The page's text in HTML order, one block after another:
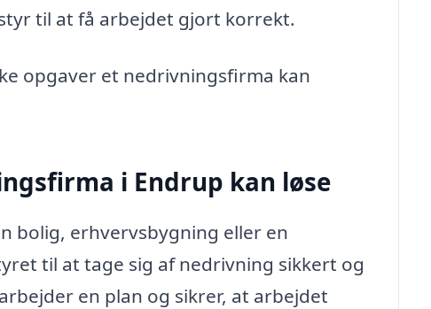
til at få arbejdet gjort korrekt.
opgaver et nedrivningsfirma kan
i Endrup kan løse
bolig, erhvervsbygning eller en
til at tage sig af nedrivning sikkert og
en plan og sikrer, at arbejdet